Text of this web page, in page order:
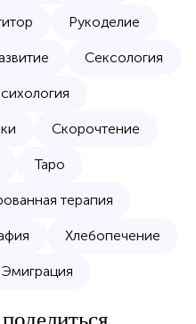
Рукоделие
Сексология
Скорочтение
Таро
терапия
Хлебопечение
Эмиграция